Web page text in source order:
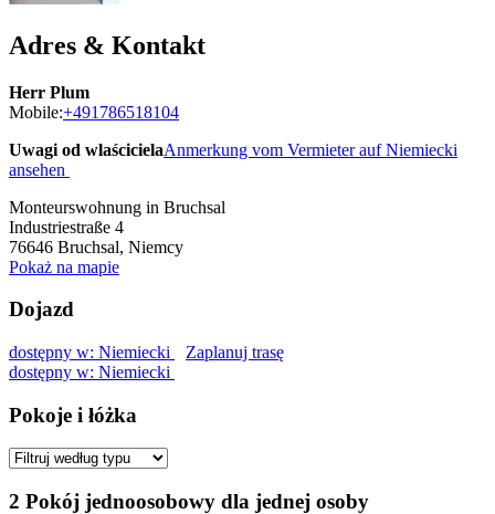
Adres & Kontakt
Herr Plum
Mobile:+491786518104
Uwagi od wlaścicielaAnmerkung vom Vermieter auf Niemiecki
ansehen
Monteurswohnung in Bruchsal
Industriestraße 4
76646 Bruchsal, Niemcy
Pokaż na mapie
Dojazd
dostępny w: Niemiecki
Zaplanuj trasę
dostępny w: Niemiecki
Pokoje i łóżka
2 Pokój jednoosobowy dla jednej osoby